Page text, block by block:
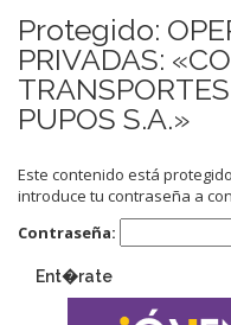
Protegido:
PRIVADAS:
PUPOS S.A.»
Este contenido está
introduce tu contraseña a
Contraseña:
Ent�rate